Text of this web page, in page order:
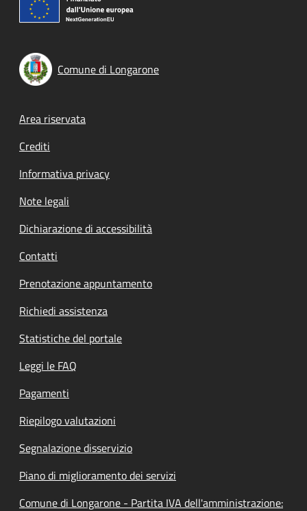
Comune di Longarone
Footer menu
Area riservata
Crediti
Informativa privacy
Note legali
Dichiarazione di accessibilità
Contatti
Prenotazione appuntamento
Richiedi assistenza
Statistiche del portale
Leggi le FAQ
Pagamenti
Riepilogo valutazioni
Segnalazione disservizio
Piano di miglioramento dei servizi
Comune di Longarone - Partita IVA dell'amministrazione: